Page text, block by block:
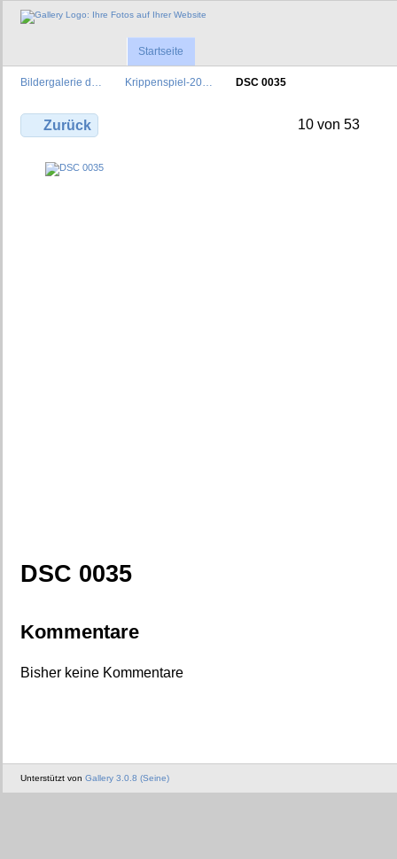
Startseite
Bildergalerie d… Krippenspiel-20… DSC 0035
Zurück 10 von 53
DSC 0035
Kommentare
Bisher keine Kommentare
Unterstützt von Gallery 3.0.8 (Seine)